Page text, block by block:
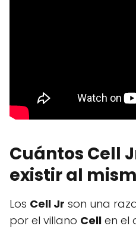
Cuántos Cell
existir al
Los Cell Jr son una
por el villano Cell en el